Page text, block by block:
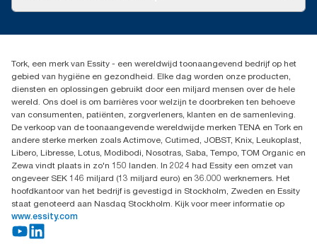
Dispenserklacht
02 766 05 30
Essity Belgium NV
Berkenlaan 8B
1831 MACHELEN
Tork, een merk van Essity - een wereldwijd toonaangevend bedrijf op het
gebied van hygiëne en gezondheid. Elke dag worden onze producten,
diensten en oplossingen gebruikt door een miljard mensen over de hele
wereld. Ons doel is om barrières voor welzijn te doorbreken ten behoeve
van consumenten, patiënten, zorgverleners, klanten en de samenleving.
De verkoop van de toonaangevende wereldwijde merken TENA en Tork en
andere sterke merken zoals Actimove, Cutimed, JOBST, Knix, Leukoplast,
Libero, Libresse, Lotus, Modibodi, Nosotras, Saba, Tempo, TOM Organic en
Zewa vindt plaats in zo'n 150 landen. In 2024 had Essity een omzet van
ongeveer SEK 146 miljard (13 miljard euro) en 36.000 werknemers. Het
hoofdkantoor van het bedrijf is gevestigd in Stockholm, Zweden en Essity
staat genoteerd aan Nasdaq Stockholm. Kijk voor meer informatie op
www.essity.com